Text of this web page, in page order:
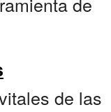
de las